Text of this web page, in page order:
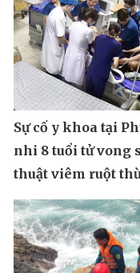
Sự cố y khoa tại
nhi 8 tuổi tử vong
thuật viêm ruột